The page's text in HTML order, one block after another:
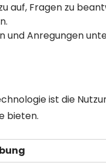
auf, Fragen zu
und Anregungen
ist die
bieten.